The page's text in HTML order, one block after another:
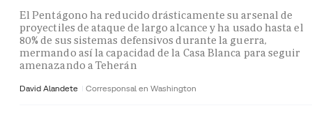
El Pentágono ha reducido drásticamente su arsenal de
proyectiles de ataque de largo alcance y ha usado hasta el
80% de sus sistemas defensivos durante la guerra,
mermando así la capacidad de la Casa Blanca para seguir
amenazando a Teherán
David Alandete Corresponsal en Washington